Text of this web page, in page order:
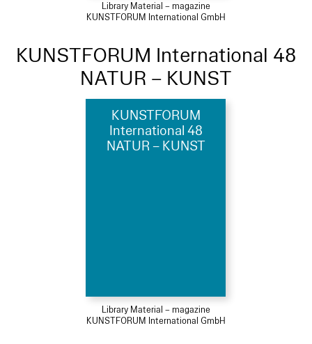
Library Material – magazine
KUNSTFORUM International GmbH
KUNSTFORUM International 48
NATUR – KUNST
KUNSTFORUM
International 48
NATUR – KUNST
Library Material – magazine
KUNSTFORUM International GmbH